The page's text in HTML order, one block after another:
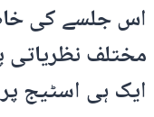
اس جلسے کی
مختلف نظریاتی
ایک ہی اسٹیج